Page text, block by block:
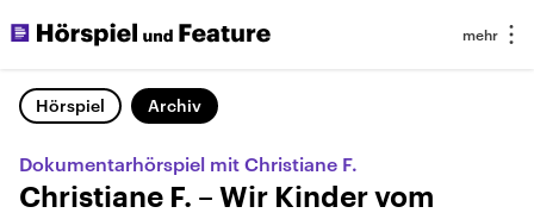
Hörspiel Archiv
Dokumentarhörspiel mit Christiane F.
Christiane F. – Wir Kinder vom